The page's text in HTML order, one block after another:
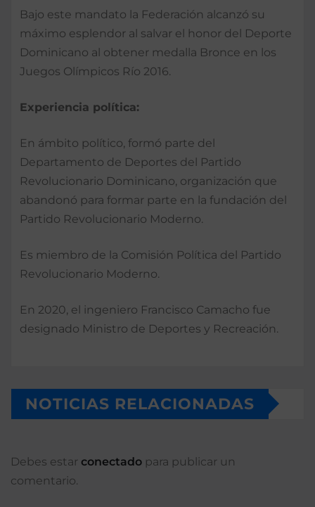
Bajo este mandato la Federación alcanzó su
máximo esplendor al salvar el honor del Deporte
Dominicano al obtener medalla Bronce en los
Juegos Olímpicos Río 2016.
Experiencia política:
En ámbito político, formó parte del
Departamento de Deportes del Partido
Revolucionario Dominicano, organización que
abandonó para formar parte en la fundación del
Partido Revolucionario Moderno.
Es miembro de la Comisión Política del Partido
Revolucionario Moderno.
En 2020, el ingeniero Francisco Camacho fue
designado Ministro de Deportes y Recreación.
NOTICIAS RELACIONADAS
Debes estar conectado para publicar un
comentario.